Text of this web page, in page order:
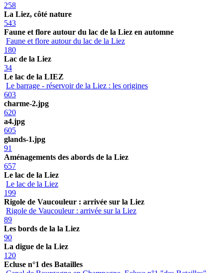
258
La Liez, côté nature
543
Faune et flore autour du lac de la Liez en automne
Faune et flore autour du lac de la Liez
180
Lac de la Liez
34
Le lac de la LIEZ
Le barrage - réservoir de la Liez : les origines
603
charme-2.jpg
620
a4.jpg
605
glands-1.jpg
91
Aménagements des abords de la Liez
657
Le lac de la Liez
Le lac de la Liez
199
Rigole de Vaucouleur : arrivée sur la Liez
Rigole de Vaucouleur : arrivée sur la Liez
89
Les bords de la la Liez
90
La digue de la Liez
120
Ecluse n°1 des Batailles